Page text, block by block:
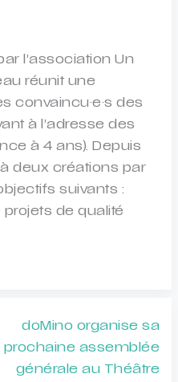
l’association Un
réunit une
convaincu·e·s des
à l’adresse des
à 4 ans). Depuis
deux créations par
suivants :
de qualité
doMino organise sa
prochaine assemblée
générale au Théâtre